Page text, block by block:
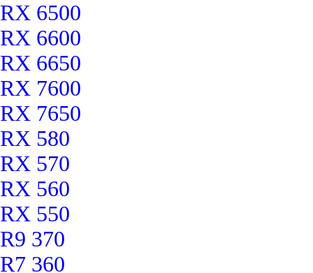
RX 6500
RX 6600
RX 6650
RX 7600
RX 7650
RX 580
RX 570
RX 560
RX 550
R9 370
R7 360